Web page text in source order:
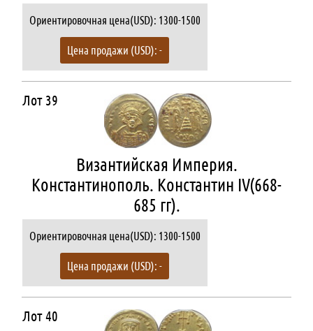
Ориентировочная цена(USD): 1300-1500
Цена продажи (USD): -
Лот 39
Византийская Империя.
Константинополь. Константин IV(668-
685 гг).
Ориентировочная цена(USD): 1300-1500
Цена продажи (USD): -
Лот 40